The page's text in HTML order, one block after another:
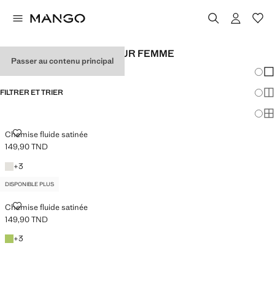
Passer au contenu principal
CHEMISES SATINÉES POUR FEMME
FILTRER ET TRIER
Chemise fluide satinée
CHEMISE FLUIDE SATINÉE
Prix actuel [149,90 TND ]
149,90 TND
Blanc cassé
+3
+3 couleurs
DISPONIBLE PLUS
Chemise fluide satinée
CHEMISE FLUIDE SATINÉE
Prix actuel [149,90 TND ]
149,90 TND
Émeraude
+3
+3 couleurs